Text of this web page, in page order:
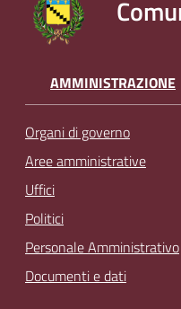
AMMINISTRAZIONE
Organi di governo
Aree amministrative
Uffici
Politici
Personale Amministrativo
Documenti e dati